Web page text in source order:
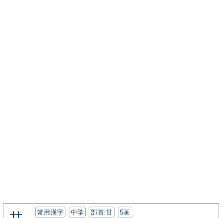
常用漢字 中学 部首:⽢ 5画